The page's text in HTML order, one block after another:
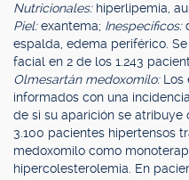
Nutricionales: hiperlipemia,
Piel:exantema; Inespecíficos:
espalda, edema periférico.
facial en 2 de los 1.243
Olmesartán medoxomilo: Los
informados con una
de si su aparición se
3.100 pacientes hipertensos
medoxomilo como
hipercolesterolemia. En